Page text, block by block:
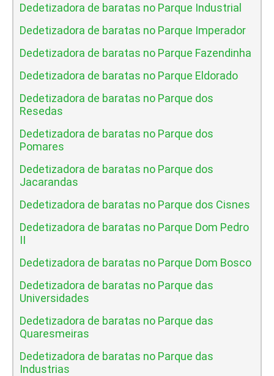
Dedetizadora de baratas no Parque Industrial
Dedetizadora de baratas no Parque Imperador
Dedetizadora de baratas no Parque Fazendinha
Dedetizadora de baratas no Parque Eldorado
Dedetizadora de baratas no Parque dos
Resedas
Dedetizadora de baratas no Parque dos
Pomares
Dedetizadora de baratas no Parque dos
Jacarandas
Dedetizadora de baratas no Parque dos Cisnes
Dedetizadora de baratas no Parque Dom Pedro
II
Dedetizadora de baratas no Parque Dom Bosco
Dedetizadora de baratas no Parque das
Universidades
Dedetizadora de baratas no Parque das
Quaresmeiras
Dedetizadora de baratas no Parque das
Industrias